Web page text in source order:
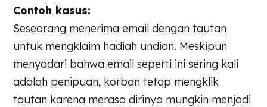
Contoh kasus:
Seseorang menerima email dengan tautan
untuk mengklaim hadiah undian. Meskipun
menyadari bahwa email seperti ini sering kali
adalah penipuan, korban tetap mengklik
tautan karena merasa dirinya mungkin menjadi